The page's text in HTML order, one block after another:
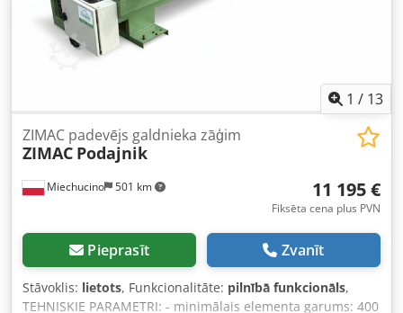
1 / 13
Miechucino 501 km
ZIMAC padevējs galdnieka zāģim
ZIMAC Podajnik
11 195 €
Fiksēta cena plus PVN
Pieprasīt Zvanīt
Stāvoklis: lietots, Funkcionalitāte: pilnībā funkcionāls,
TEHNISKIE PARAMETRI: - minimālais elementa garums: 400